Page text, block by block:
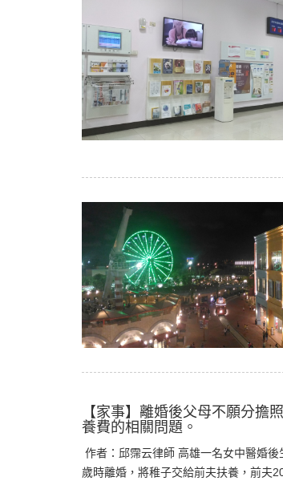
【家事】離婚後父母不願分擔
養費的相關問題。
作者：邱霈云律師 高雄一名女中醫婚
歲時離婚，將稚子交給前夫扶養，前夫